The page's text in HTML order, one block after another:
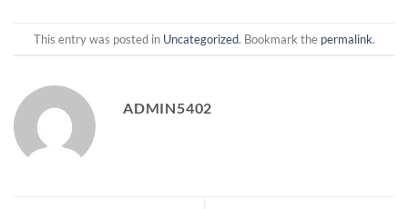
This entry was posted in Uncategorized. Bookmark the permalink.
ADMIN5402